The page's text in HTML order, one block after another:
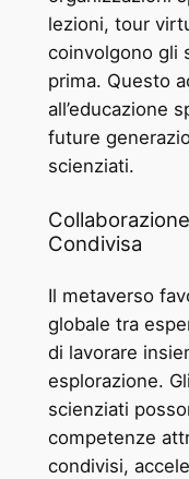
lezioni, tour
coinvolgono gli
prima. Questo
all’educazione
future
scienziati.
Condivisa
Il metaverso
globale tra
di lavorare
esplorazione.
scienziati
competenze
condivisi,